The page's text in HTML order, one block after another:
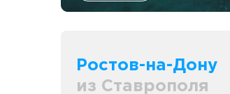
Ростов-на-Дону
из Ставрополя